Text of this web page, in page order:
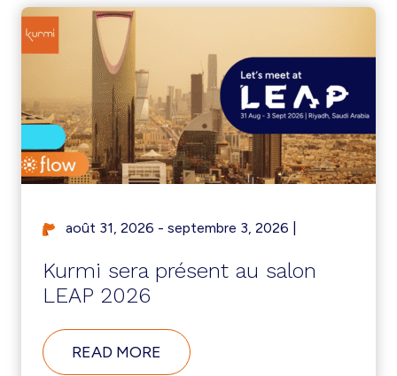
août 31, 2026 - septembre 3, 2026
Kurmi sera présent au salon
LEAP 2026
READ MORE